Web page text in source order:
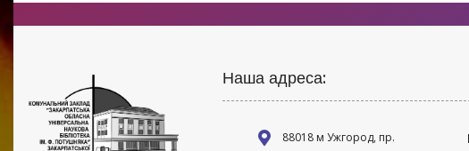
Наша адреса:
88018 м Ужгород, пр.